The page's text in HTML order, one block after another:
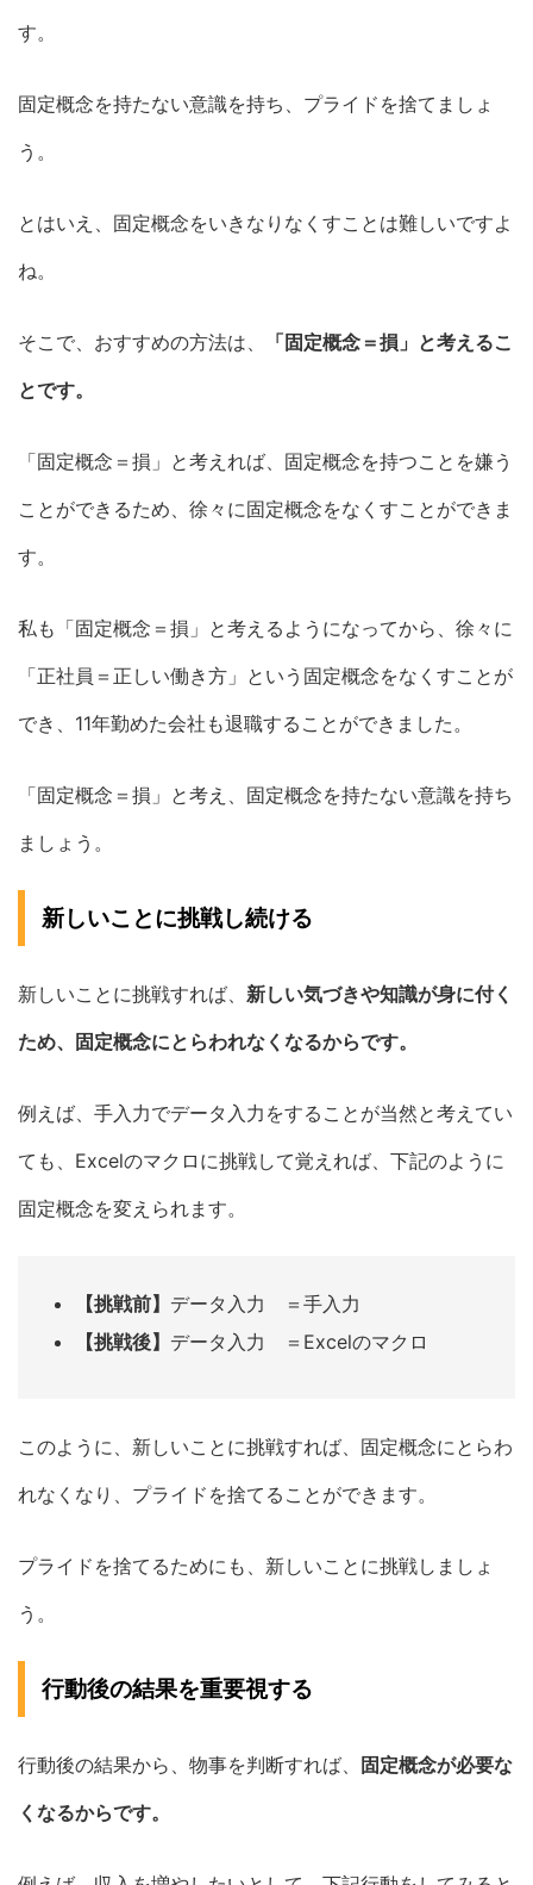
す。
固定概念を持たない意識を持ち、プライドを捨てましょ
う。
とはいえ、固定概念をいきなりなくすことは難しいですよ
ね。
そこで、おすすめの方法は、
「固定概念＝損」と考えるこ
とです。
「固定概念＝損」と考えれば、固定概念を持つことを嫌う
ことができるため、徐々に固定概念をなくすことができま
す。
私も「固定概念＝損」と考えるようになってから、徐々に
「正社員＝正しい働き方」という固定概念をなくすことが
でき、11年勤めた会社も退職することができました。
「固定概念＝損」と考え、固定概念を持たない意識を持ち
ましょう。
新しいことに挑戦し続ける
新しいことに挑戦すれば、 新しい気づきや知識が身に付く
ため、固定概念にとらわれなくなるからです。
例えば、手入力でデータ入力をすることが当然と考えてい
ても、Excelのマクロに挑戦して覚えれば、下記のように
固定概念を変えられます。
【挑戦前】 データ入力 ＝手入力
【挑戦後】 データ入力 ＝Excelのマクロ
このように、新しいことに挑戦すれば、固定概念にとらわ
れなくなり、プライドを捨てることができます。
プライドを捨てるためにも、新しいことに挑戦しましょ
う。
行動後の結果を重要視する
行動後の結果から、物事を判断すれば、 固定概念が必要な
くなるからです。